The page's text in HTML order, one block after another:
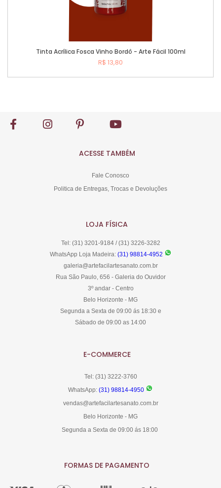
Tinta Acrílica Fosca Vinho Bordô - Arte Fácil 100ml
R$ 13,80
ACESSE TAMBÉM
Fale Conosco
Politica de Entregas, Trocas e Devoluções
LOJA FÍSICA
Tel: (31) 3201-9184 / (31) 3226-3282
WhatsApp Loja Madeira: (31) 98814-4952
galeria@artefacilartesanato.com.br
Rua São Paulo, 656 - Galeria do Ouvidor
3º andar - Centro
Belo Horizonte - MG
Segunda a Sexta de 09:00 ás 18:30 e
Sábado de 09:00 as 14:00
E-COMMERCE
Tel: (31) 3222-3760
WhatsApp: (31) 98814-4950
vendas@artefacilartesanato.com.br
Belo Horizonte - MG
Segunda a Sexta de 09:00 ás 18:00
FORMAS DE PAGAMENTO